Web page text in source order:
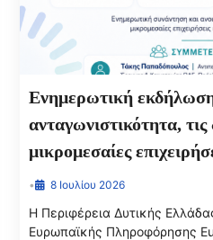
Ενημερωτική
ανταγωνιστικότητα, τις
μικρομεσαίες
Ελλάδα
• 8 Ιουλίου 2026
Η Περιφέρεια Δυτικής
Ευρωπαϊκής Πληροφόρησης